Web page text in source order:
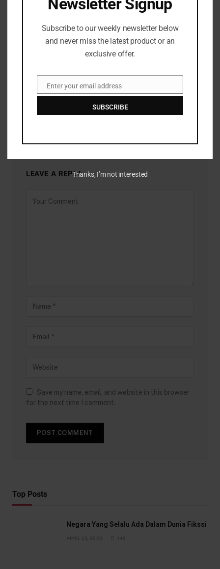
Burnham menunjuk Phillipson sebagai ketua Partai Buruh
LEAVE A REPLY
Save my name, email, and website in this browser
for the next time I comment.
Top Posts
Negara Yang Selalu Ada Dalam Dunia Fikssi
APRIL 25, 2025 149
Newsletter Signup
Subscribe to our weekly newsletter below
and never miss the latest product or an
exclusive offer.
EmailEnter your email address
SUBSCRIBE
Thanks, I’m not interested